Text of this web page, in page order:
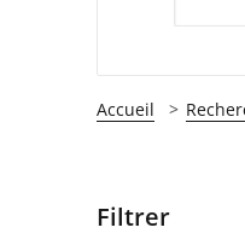
Accueil
Passer
Filtrer